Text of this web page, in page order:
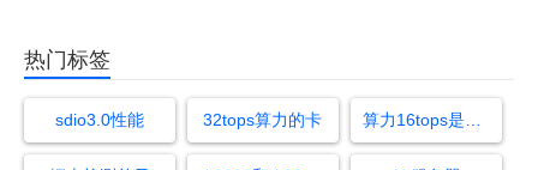
热门标签
sdio3.0性能 32tops算力的卡 算力16tops是什么水平